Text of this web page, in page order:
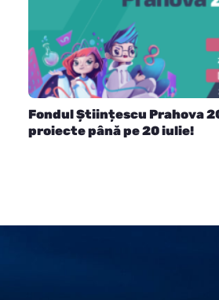
Fondul Științescu Prahova
proiecte până pe 20 iulie!